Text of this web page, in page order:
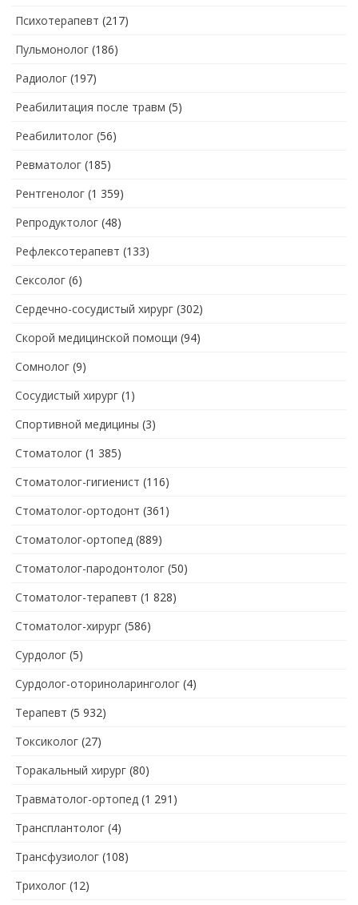
Психотерапевт (217)
Пульмонолог (186)
Радиолог (197)
Реабилитация после травм (5)
Реабилитолог (56)
Ревматолог (185)
Рентгенолог (1 359)
Репродуктолог (48)
Рефлексотерапевт (133)
Сексолог (6)
Сердечно-сосудистый хирург (302)
Скорой медицинской помощи (94)
Сомнолог (9)
Сосудистый хирург (1)
Спортивной медицины (3)
Стоматолог (1 385)
Стоматолог-гигиенист (116)
Стоматолог-ортодонт (361)
Стоматолог-ортопед (889)
Стоматолог-пародонтолог (50)
Стоматолог-терапевт (1 828)
Стоматолог-хирург (586)
Сурдолог (5)
Сурдолог-оториноларинголог (4)
Терапевт (5 932)
Токсиколог (27)
Торакальный хирург (80)
Травматолог-ортопед (1 291)
Трансплантолог (4)
Трансфузиолог (108)
Трихолог (12)